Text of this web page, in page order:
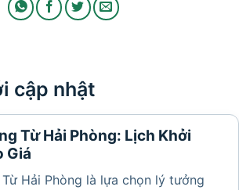
cập nhật
Từ Hải Phòng: Lịch Khởi
Giá
Hải Phòng là lựa chọn lý tưởng